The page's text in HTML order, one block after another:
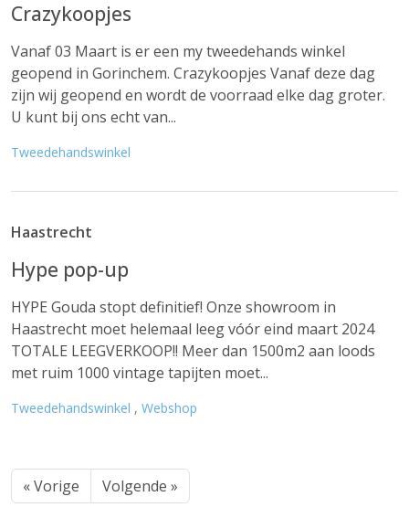
Crazykoopjes
Vanaf 03 Maart is er een my tweedehands winkel
geopend in Gorinchem. Crazykoopjes Vanaf deze dag
zijn wij geopend en wordt de voorraad elke dag groter.
U kunt bij ons echt van...
Tweedehandswinkel
Haastrecht
Hype pop-up
HYPE Gouda stopt definitief! Onze showroom in
Haastrecht moet helemaal leeg vóór eind maart 2024
TOTALE LEEGVERKOOP!! Meer dan 1500m2 aan loods
met ruim 1000 vintage tapijten moet...
Tweedehandswinkel , Webshop
« Vorige Volgende »